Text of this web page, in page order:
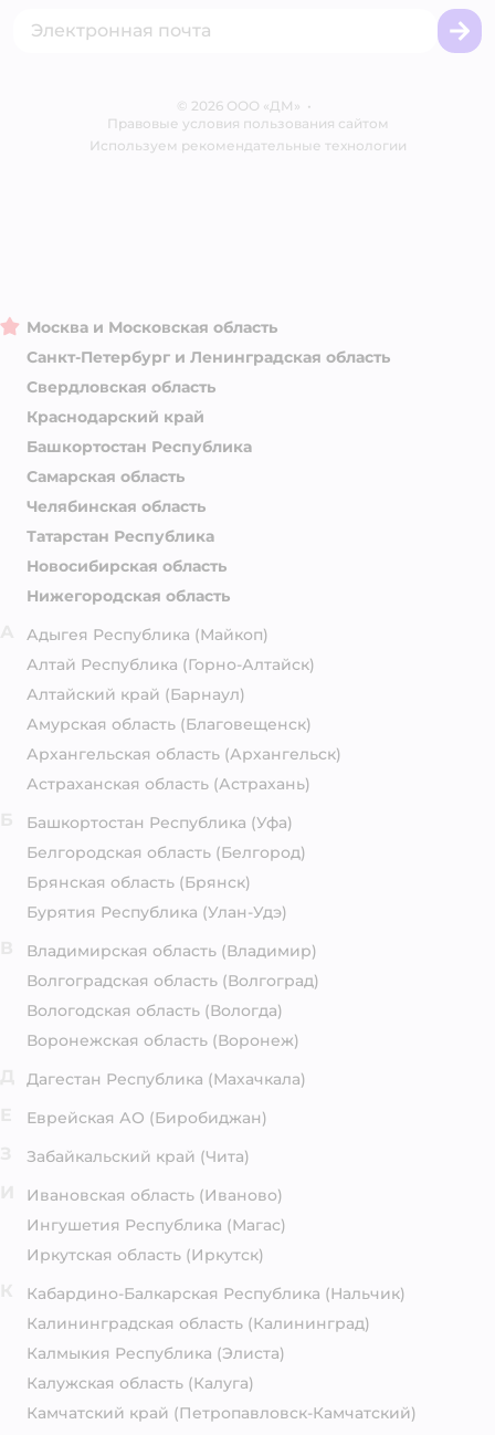
Блог
Корм для собак
© 2026 ООО «ДМ» •
Правовые условия пользования сайтом
Используем рекомендательные технологии
Москва и Московская область
Санкт-Петербург и Ленинградская область
Свердловская область
Краснодарский край
Башкортостан Республика
Самарская область
Челябинская область
Татарстан Республика
Новосибирская область
Нижегородская область
Адыгея Республика (Майкоп)
Алтай Республика (Горно-Алтайск)
Алтайский край (Барнаул)
Амурская область (Благовещенск)
Архангельская область (Архангельск)
Астраханская область (Астрахань)
Башкортостан Республика (Уфа)
Белгородская область (Белгород)
Брянская область (Брянск)
Бурятия Республика (Улан-Удэ)
Владимирская область (Владимир)
Волгоградская область (Волгоград)
Вологодская область (Вологда)
Воронежская область (Воронеж)
Дагестан Республика (Махачкала)
Еврейская АО (Биробиджан)
Забайкальский край (Чита)
Ивановская область (Иваново)
Ингушетия Республика (Магас)
Иркутская область (Иркутск)
Кабардино-Балкарская Республика (Нальчик)
Калининградская область (Калининград)
Калмыкия Республика (Элиста)
Калужская область (Калуга)
Камчатский край (Петропавловск-Камчатский)